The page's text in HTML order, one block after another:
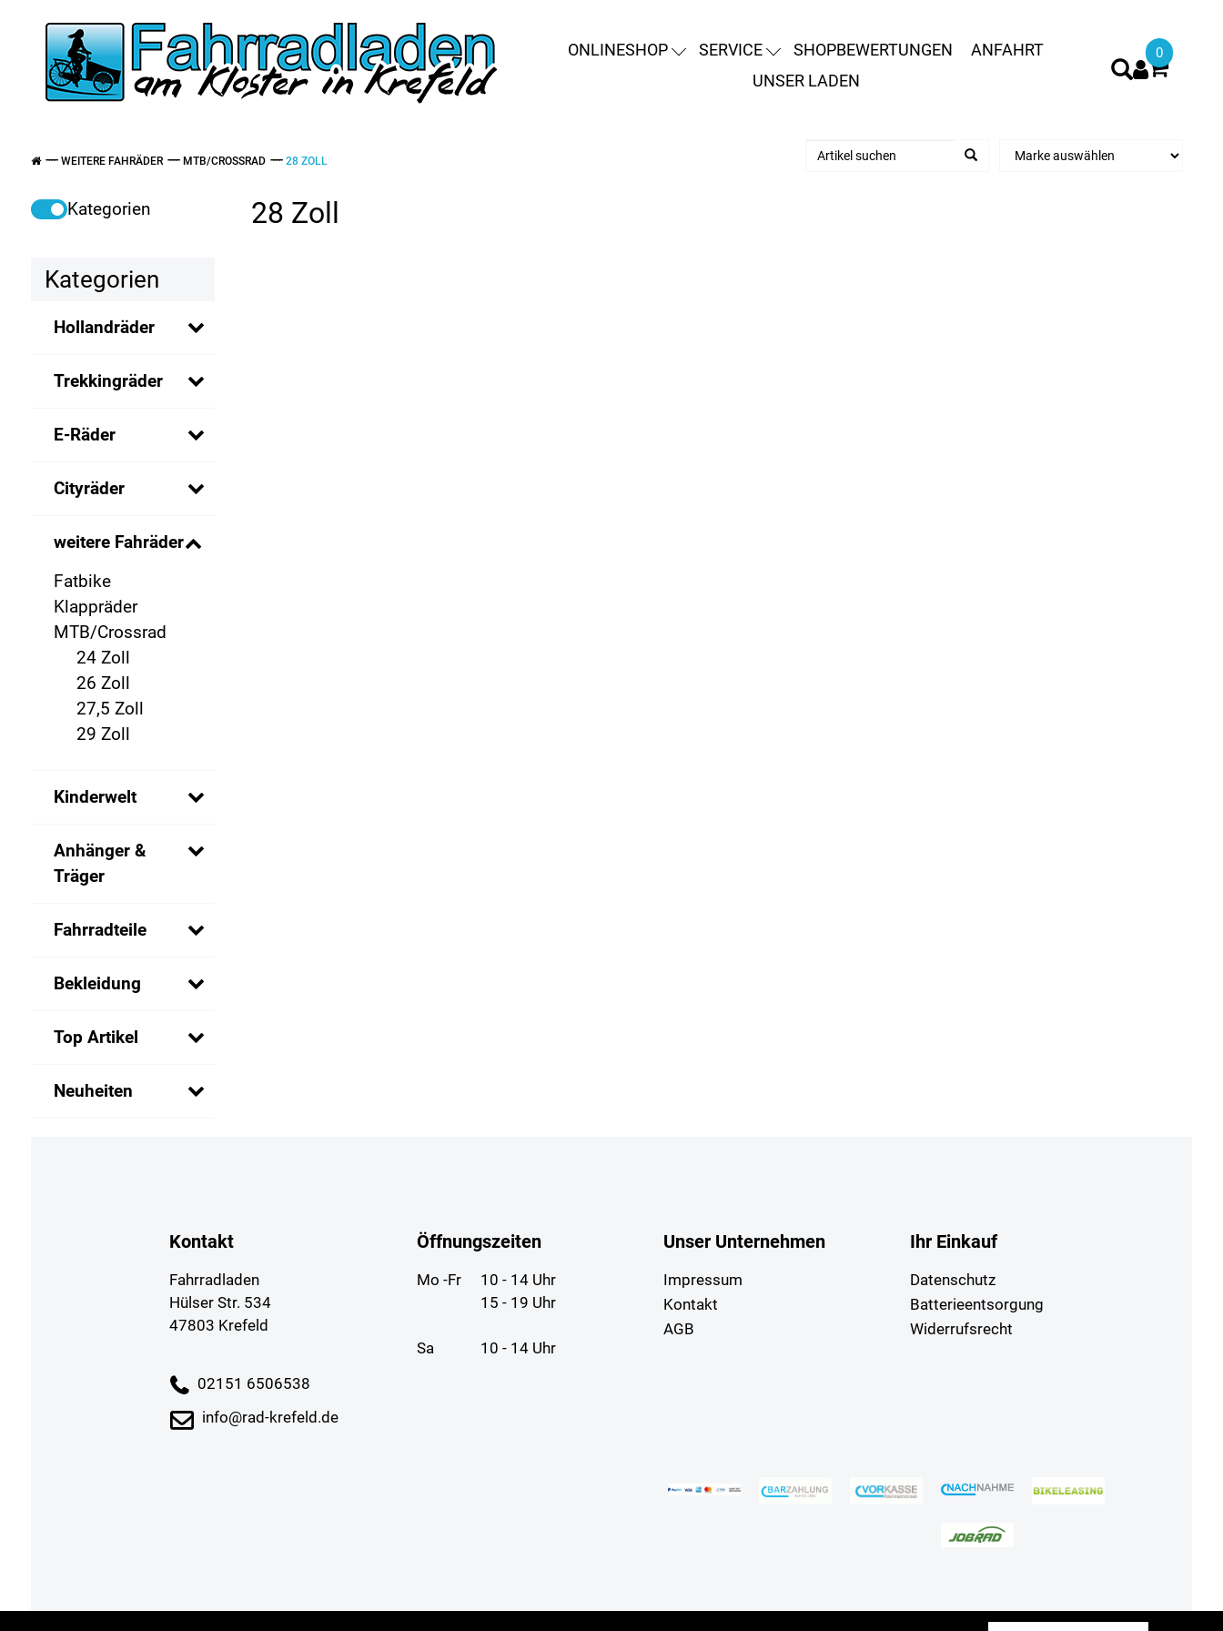
ONLINESHOP SERVICE SHOPBEWERTUNGEN
ANFAHRT
UNSER LADEN
0
WEITERE FAHRÄDER MTB/CROSSRAD 28 ZOLL
Kategorien 28 Zoll
Kategorien
Hollandräder
Trekkingräder
E-Räder
Cityräder
weitere Fahräder
Fatbike
Klappräder
MTB/Crossrad
24 Zoll
26 Zoll
27,5 Zoll
29 Zoll
Kinderwelt
Anhänger &
Träger
Fahrradteile
Bekleidung
Top Artikel
Neuheiten
Kontakt
Fahrradladen
Hülser Str. 534
47803 Krefeld
02151 6506538
info@rad-krefeld.de
Öffnungszeiten
Mo -Fr
10 - 14 Uhr
15 - 19 Uhr
Sa 10 - 14 Uhr
Unser Unternehmen
Impressum
Kontakt
AGB
Ihr Einkauf
Datenschutz
Batterieentsorgung
Widerrufsrecht